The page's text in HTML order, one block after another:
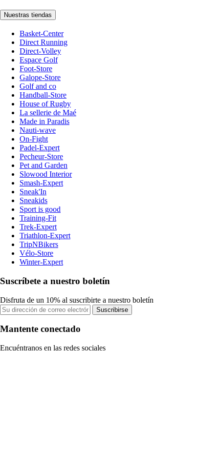
Nuestras tiendas
Basket-Center
Direct Running
Direct-Volley
Espace Golf
Foot-Store
Galope-Store
Golf and co
Handball-Store
House of Rugby
La sellerie de Maé
Made in Paradis
Nauti-wave
On-Fight
Padel-Expert
Pecheur-Store
Pet and Garden
Slowood Interior
Smash-Expert
Sneak'In
Sneakids
Sport is good
Training-Fit
Trek-Expert
Triathlon-Expert
TripNBikers
Vélo-Store
Winter-Expert
Suscríbete a nuestro boletín
Disfruta de un 10% al suscribirte a nuestro boletín
Suscribirse
Mantente conectado
Encuéntranos en las redes sociales